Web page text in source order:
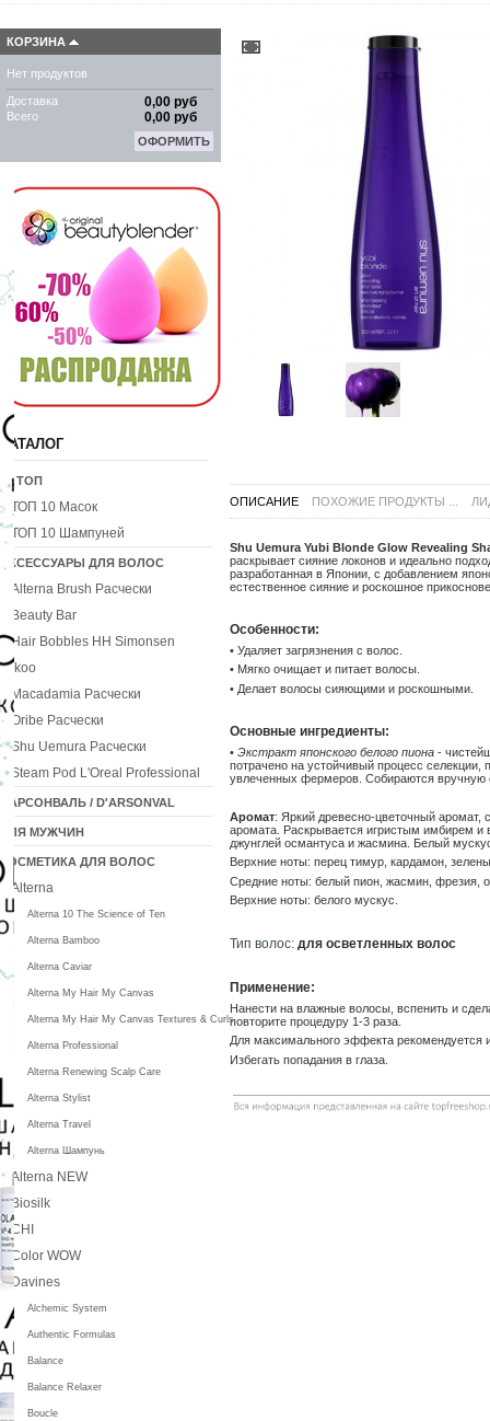
ОПИСАНИЕ ПОХОЖИЕ ПРОДУКТЫ ...
Shu Uemura Yubi Blonde Glow Revealing
раскрывает сияние локонов и идеально
разработанная в Японии, с добавлением
естественное сияние и роскошное
Особенности:
• Удаляет загрязнения с волос.
• Мягко очищает и питает волосы.
• Делает волосы сияющими и роскошными.
Основные ингредиенты:
• Экстракт японского белого пиона -
потрачено на устойчивый процесс
увлеченных фермеров. Собираются вручную
Аромат: Яркий древесно-цветочный аромат,
аромата. Раскрывается игристым имбирем и
джунглей османтуса и жасмина. Белый
Верхние ноты: перец тимур, кардамон,
Средние ноты: белый пион, жасмин, фрезия,
Верхние ноты: белого мускус.
Тип волос: для осветленных волос
Применение:
Нанести на влажные волосы, вспенить и
повторите процедуру 1-3 раза.
Для максимального эффекта рекомендуется
Избегать попадания в глаза.
КОРЗИНА
Нет продуктов
Доставка 0,00 руб
Всего 0,00 руб
ОФОРМИТЬ
КАТАЛОГ
10 ТОП
ТОП 10 Масок
ТОП 10 Шампуней
АКСЕССУАРЫ ДЛЯ ВОЛОС
Alterna Brush Расчески
Beauty Bar
Hair Bobbles HH Simonsen
Ikoo
Macadamia Расчески
Oribe Расчески
Shu Uemura Расчески
Steam Pod L'Oreal Professional
ДАРСОНВАЛЬ / D'ARSONVAL
ДЛЯ МУЖЧИН
КОСМЕТИКА ДЛЯ ВОЛОС
Alterna
Alterna 10 The Science of Ten
Alterna Bamboo
Alterna Caviar
Alterna My Hair My Canvas
Alterna My Hair My Canvas Textures & Curls
Alterna Professional
Alterna Renewing Scalp Care
Alterna Stylist
Alterna Travel
Alterna Шампунь
Alterna NEW
Biosilk
CHI
Color WOW
Davines
Alchemic System
Authentic Formulas
Balance
Balance Relaxer
Boucle